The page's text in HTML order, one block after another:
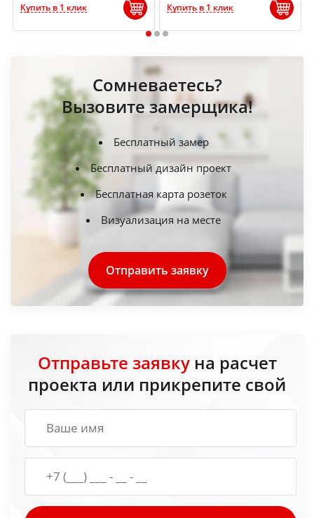
Купить в 1 клик Купить в 1 клик
1 2 3
Сомневаетесь?
Вызовите замерщика!
Бесплатный замер
Бесплатный дизайн проект
Бесплатная карта розеток
Визуализация на месте
Отправить заявку
Отправьте заявкуна расчет
проекта или прикрепите свой